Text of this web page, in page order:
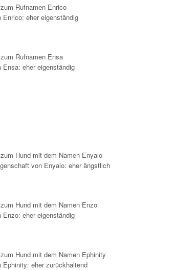
Rufnamen Enrico
Enrico: eher eigenständig
Rufnamen Ensa
Ensa: eher eigenständig
Hund mit dem Namen Enyalo
von Enyalo: eher ängstlich
Hund mit dem Namen Enzo
Enzo: eher eigenständig
Hund mit dem Namen Ephinity
Ephinity: eher zurückhaltend